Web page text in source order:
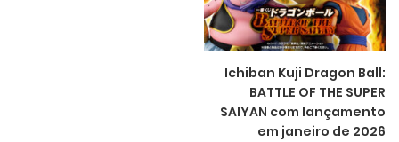
Ichiban Kuji Dragon Ball:
BATTLE OF THE SUPER
SAIYAN com lançamento
em janeiro de 2026